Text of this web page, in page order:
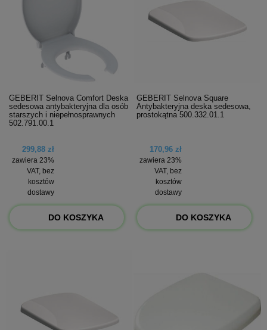
GEBERIT Selnova Comfort Deska
sedesowa antybakteryjna dla osób
starszych i niepełnosprawnych
502.791.00.1
299,88 zł
zawiera 23%
VAT, bez
kosztów
dostawy
DO KOSZYKA
GEBERIT Selnova Square
Antybakteryjna deska sedesowa,
prostokątna 500.332.01.1
170,96 zł
zawiera 23%
VAT, bez
kosztów
dostawy
DO KOSZYKA